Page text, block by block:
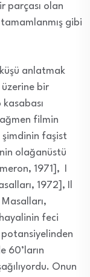
parçası olan
gibi
anlatmak
bir
filmin
şimdinin faşist
olağanüstü
1971], I
1972], Il
feci
potansiyelinden
60’ların
Onun